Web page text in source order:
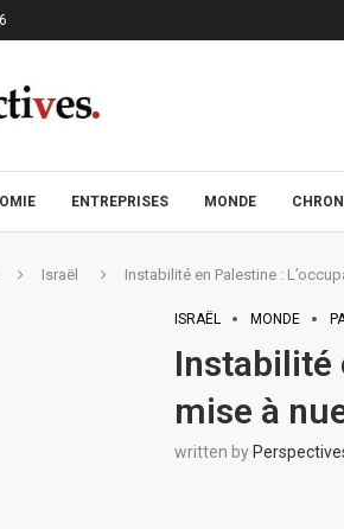
ENTREPRISES MONDE
Israël Instabilité en Palestine :
ISRAËL MONDE
Instabilité
mise à
written by